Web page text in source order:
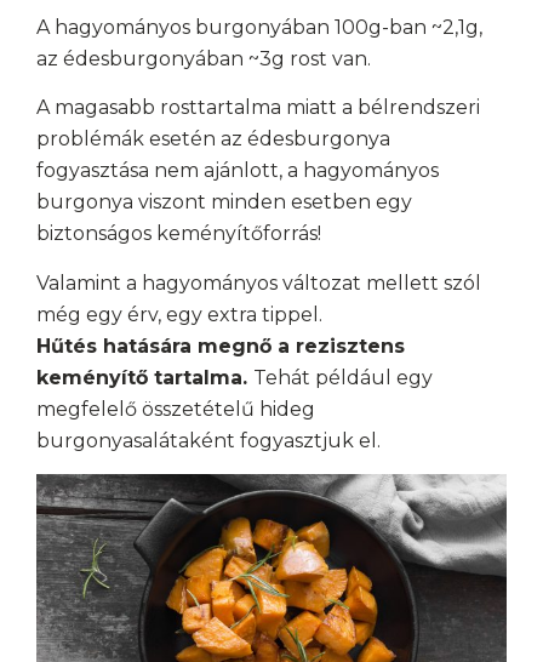
A hagyományos burgonyában 100g-ban ~2,1g,
az édesburgonyában ~3g rost van.
A magasabb rosttartalma miatt a bélrendszeri
problémák esetén az édesburgonya
fogyasztása nem ajánlott, a hagyományos
burgonya viszont minden esetben egy
biztonságos keményítőforrás!
Valamint a hagyományos változat mellett szól
még egy érv, egy extra tippel.
Hűtés hatására megnő a rezisztens
keményítő tartalma. Tehát például egy
megfelelő összetételű hideg
burgonyasalátaként fogyasztjuk el.